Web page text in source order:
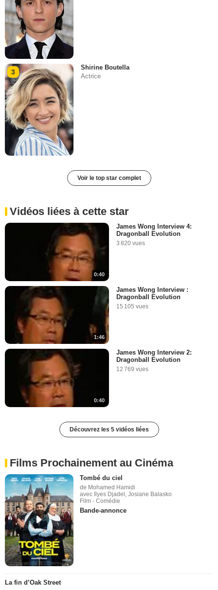
3
Shirine Boutella
Actrice
Voir le top star complet
Vidéos liées à cette star
0:40
James Wong Interview 4:
Dragonball Evolution
3 820 vues
1:46
James Wong Interview :
Dragonball Evolution
15 105 vues
0:40
James Wong Interview 2:
Dragonball Evolution
12 769 vues
Découvrez les 5 vidéos liées
Films Prochainement au Cinéma
Tombé du ciel
de Mohamed Hamidi
avec Ilyes Djadel, Josiane Balasko
Film - Comédie
Bande-annonce
La fin d’Oak Street